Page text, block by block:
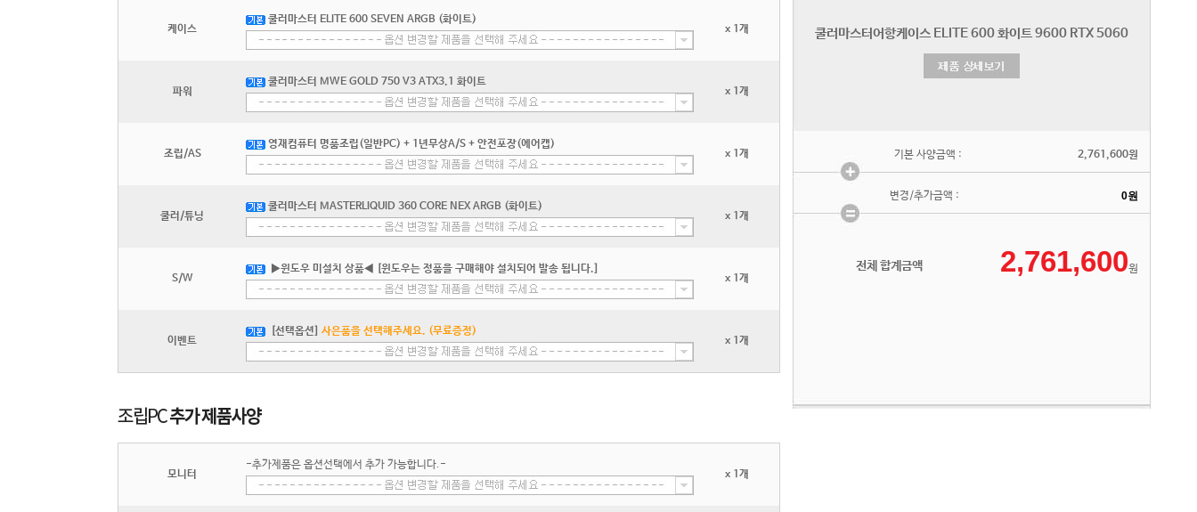
케이스
쿨러마스터 ELITE 600 SEVEN ARGB (화이트)
x 1개
파워
쿨러마스터 MWE GOLD 750 V3 ATX3.1 화이트
x 1개
조립/AS
영재컴퓨터 명품조립(일반PC) + 1년무상A/S + 안전포장(에어캡)
x 1개
쿨러/튜닝
쿨러마스터 MASTERLIQUID 360 CORE NEX ARGB (화이트)
x 1개
S/W
▶윈도우 미설치 상품◀ [윈도우는 정품을 구매해야 설치되어 발송 됩니다.]
x 1개
이벤트
[선택옵션] 사은품을 선택해주세요. (무료증정)
x 1개
모니터
-추가제품은 옵션선택에서 추가 가능합니다.-
x 1개
기본 사양금액 : 2,761,600원
변경/추가금액 :
전체 합계금액 원